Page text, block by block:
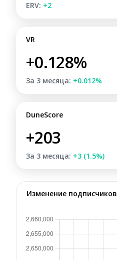
ERV: +2
VR
+0.128%
За 3 месяца: +0.012%
DuneScore
+203
За 3 месяца: +3 (1.5%)
Изменение подписчиков